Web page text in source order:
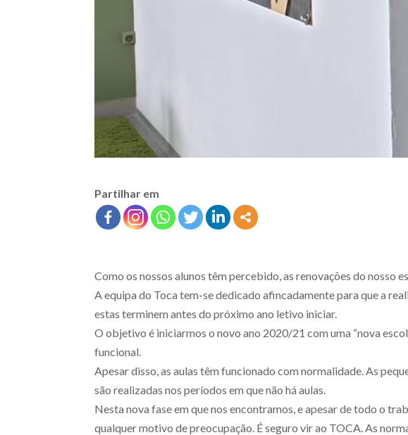
Partilhar em
Como os nossos alunos têm percebido, as renovações do nosso
A equipa do Toca tem-se dedicado afincadamente para que a
estas terminem antes do próximo ano letivo iniciar.
O objetivo é iniciarmos o novo ano 2020/21 com uma “nova
funcional.
Apesar disso, as aulas têm funcionado com normalidade. As
são realizadas nos períodos em que não há aulas.
Nesta nova fase em que nos encontramos, e apesar de todo o
qualquer motivo de preocupação. É seguro vir ao TOCA. As